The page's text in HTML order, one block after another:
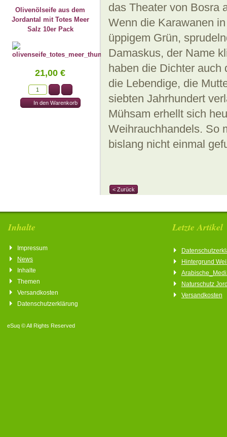
Olivenölseife aus dem
Jordantal mit Totes Meer
Salz 10er Pack
21,00 €
das Theater von Bosra
Wenn die Karawanen
üppigem Grün,
Damaskus, der Name
haben die Dichter auch
die Lebendige, die
siebten Jahrhundert
Mühsam erhellt sich
Weihrauchhandels. So
bislang nicht einmal
< Zurück
Inhalte
Impressum
News
Inhalte
Themen
Versandkosten
Datenschutzerklärung
Letzte Artikel
Hintergrund
Naturschutz
Versandkosten
eSuq © All Rights Reserved